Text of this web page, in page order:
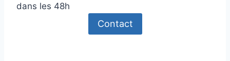
contrôlent leur environnement pour se sentir bien
et non par désir de faire souffrir l’autre.
dans les 48h
Contact